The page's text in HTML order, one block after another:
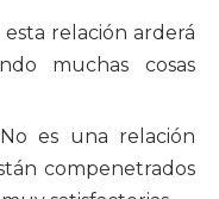
esta relación arderá
muchas cosas
es una relación
compenetrados